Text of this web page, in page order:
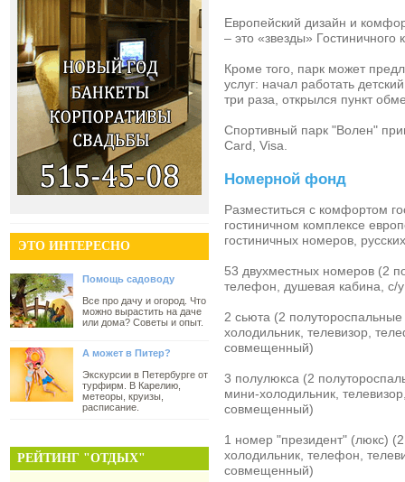
ЭТО ИНТЕРЕСНО
Помощь садоводу
Все про дачу и огород. Что
можно вырастить на даче
или дома? Советы и опыт.
А может в Питер?
Экскурсии в Петербурге от
турфирм. В Карелию,
метеоры, круизы,
расписание.
РЕЙТИНГ "ОТДЫХ"
Европейский дизайн и
– это «звезды» Гостиничного
Кроме того, парк может
услуг: начал работать
три раза, открылся пункт
Спортивный парк "Волен"
Card, Visa.
Номерной фонд
Разместиться с комфортом
гостиничном комплексе
гостиничных номеров,
53 двухместных номеров (2
телефон, душевая кабина,
2 сьюта (2
холодильник, телевизор,
совмещенный)
3 полулюкса (2
мини-холодильник,
совмещенный)
1 номер "президент" (люкс)
холодильник, телефон,
совмещенный)